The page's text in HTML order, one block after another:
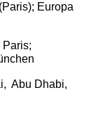
Europa
Paris;
Abu Dhabi,